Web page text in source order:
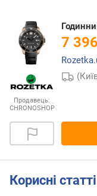
Продавець:
CHRONOSHOP
7 396
Корисні статті